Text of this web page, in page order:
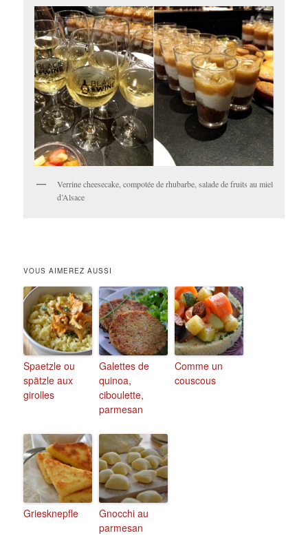
Verrine cheesecake, compotée de rhubarbe, salade de fruits au miel
d’Alsace
VOUS AIMEREZ AUSSI
Spaetzle ou
spätzle aux
girolles
Galettes de
quinoa,
ciboulette,
parmesan
Comme un
couscous
Griesknepfle
Gnocchi au
parmesan